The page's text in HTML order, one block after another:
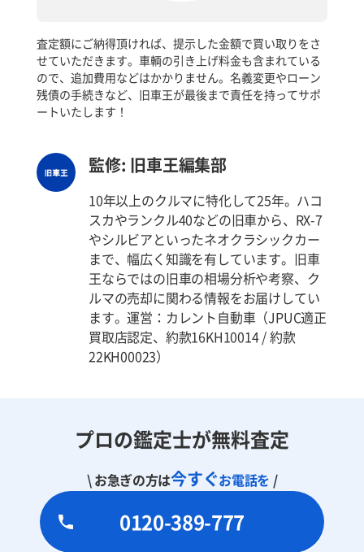
査定額にご納得頂ければ、提示した金額で買い取りをさ
せていただきます。車輌の引き上げ料金も含まれている
ので、追加費用などはかかりません。名義変更やローン
残債の手続きなど、旧車王が最後まで責任を持ってサポ
ートいたします！
監修: 旧車王編集部
10年以上のクルマに特化して25年。ハコ
スカやランクル40などの旧車から、RX-7
やシルビアといったネオクラシックカー
まで、幅広く知識を有しています。旧車
王ならではの旧車の相場分析や考察、ク
ルマの売却に関わる情報をお届けしてい
ます。運営：カレント自動車（JPUC適正
買取店認定、約款16KH10014 / 約款
22KH00023）
プロの鑑定士が無料査定
\ お急ぎの方は今すぐお電話を /
0120-389-777